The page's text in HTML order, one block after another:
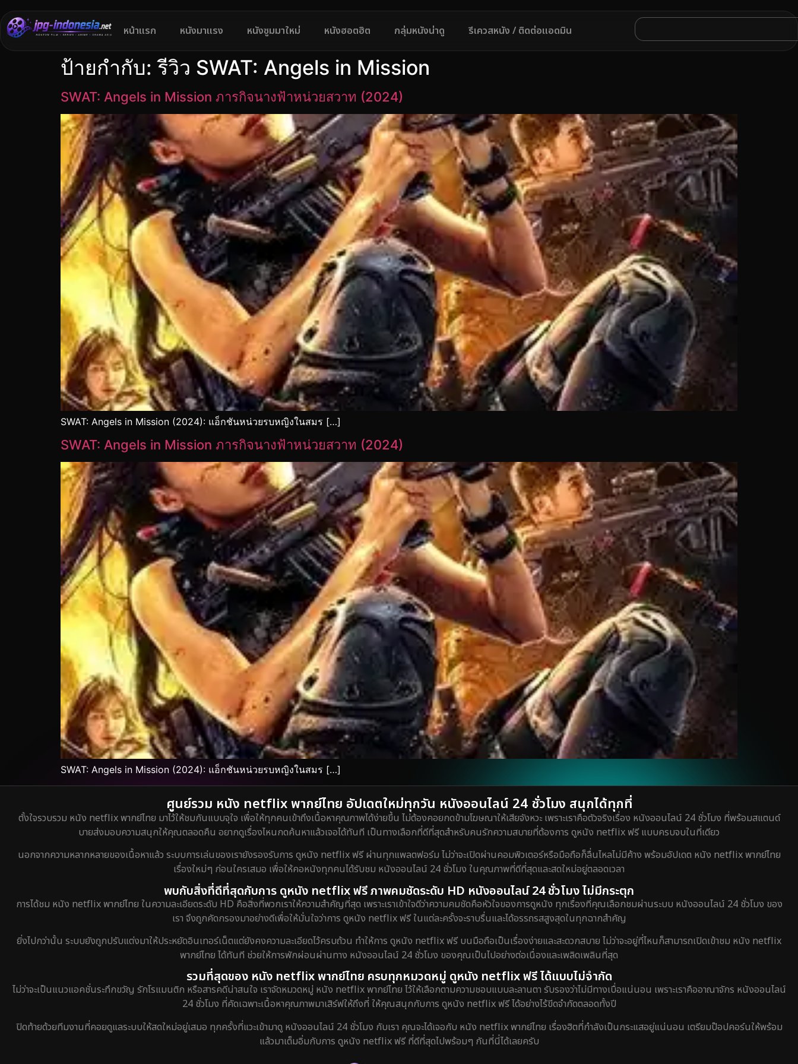
หน้าแรก หนังมาแรง หนังซูมมาใหม่ หนังฮอตฮิต กลุ่มหนังน่าดู รีเควสหนัง / ติดต่อแอดมิน
ป้ายกำกับ:รีวิว SWAT: Angels in Mission
SWAT: Angels in Mission ภารกิจนางฟ้าหน่วยสวาท (2024)
SWAT: Angels in Mission (2024): แอ็กชันหน่วยรบหญิงในสมร […]
SWAT: Angels in Mission ภารกิจนางฟ้าหน่วยสวาท (2024)
SWAT: Angels in Mission (2024): แอ็กชันหน่วยรบหญิงในสมร […]
ศูนย์รวม หนัง netflix พากย์ไทย อัปเดตใหม่ทุกวัน หนังออนไลน์ 24 ชั่วโมง สนุกได้ทุกที่
ตั้งใจรวบรวม หนัง netflix พากย์ไทย มาไว้ให้ชมกันแบบจุใจ เพื่อให้ทุกคนเข้าถึงเนื้อหาคุณภาพได้ง่ายขึ้น ไม่ต้องคอยกดข้ามโฆษณาให้เสียจังหวะ เพราะเราคือตัวจริงเรื่อง หนังออนไลน์ 24 ชั่วโมง ที่พร้อมสแตนด์
บายส่งมอบความสนุกให้คุณตลอดคืน อยากดูเรื่องไหนกดค้นหาแล้วเจอได้ทันที เป็นทางเลือกที่ดีที่สุดสำหรับคนรักความสบายที่ต้องการ ดูหนัง netflix ฟรี แบบครบจบในที่เดียว
นอกจากความหลากหลายของเนื้อหาแล้ว ระบบการเล่นของเรายังรองรับการ ดูหนัง netflix ฟรี ผ่านทุกแพลตฟอร์ม ไม่ว่าจะเปิดผ่านคอมพิวเตอร์หรือมือถือก็ลื่นไหลไม่มีค้าง พร้อมอัปเดต หนัง netflix พากย์ไทย
เรื่องใหม่ๆ ก่อนใครเสมอ เพื่อให้คอหนังทุกคนได้รับชม หนังออนไลน์ 24 ชั่วโมง ในคุณภาพที่ดีที่สุดและสดใหม่อยู่ตลอดเวลา
พบกับสิ่งที่ดีที่สุดกับการ ดูหนัง netflix ฟรี ภาพคมชัดระดับ HD หนังออนไลน์ 24 ชั่วโมง ไม่มีกระตุก
การได้ชม หนัง netflix พากย์ไทย ในความละเอียดระดับ HD คือสิ่งที่พวกเราให้ความสำคัญที่สุด เพราะเราเข้าใจดีว่าความคมชัดคือหัวใจของการดูหนัง ทุกเรื่องที่คุณเลือกชมผ่านระบบ หนังออนไลน์ 24 ชั่วโมง ของ
เรา จึงถูกคัดกรองมาอย่างดีเพื่อให้มั่นใจว่าการ ดูหนัง netflix ฟรี ในแต่ละครั้งจะราบรื่นและได้อรรถรสสูงสุดในทุกฉากสำคัญ
ยิ่งไปกว่านั้น ระบบยังถูกปรับแต่งมาให้ประหยัดอินเทอร์เน็ตแต่ยังคงความละเอียดไว้ครบถ้วน ทำให้การ ดูหนัง netflix ฟรี บนมือถือเป็นเรื่องง่ายและสะดวกสบาย ไม่ว่าจะอยู่ที่ไหนก็สามารถเปิดเข้าชม หนัง netflix
พากย์ไทย ได้ทันที ช่วยให้การพักผ่อนผ่านทาง หนังออนไลน์ 24 ชั่วโมง ของคุณเป็นไปอย่างต่อเนื่องและเพลิดเพลินที่สุด
รวมที่สุดของ หนัง netflix พากย์ไทย ครบทุกหมวดหมู่ ดูหนัง netflix ฟรี ได้แบบไม่จำกัด
ไม่ว่าจะเป็นแนวแอคชั่นระทึกขวัญ รักโรแมนติก หรือสารคดีน่าสนใจ เราจัดหมวดหมู่ หนัง netflix พากย์ไทย ไว้ให้เลือกตามความชอบแบบละลานตา รับรองว่าไม่มีทางเบื่อแน่นอน เพราะเราคืออาณาจักร หนังออนไลน์
24 ชั่วโมง ที่คัดเฉพาะเนื้อหาคุณภาพมาเสิร์ฟให้ถึงที่ ให้คุณสนุกกับการ ดูหนัง netflix ฟรี ได้อย่างไร้ขีดจำกัดตลอดทั้งปี
ปิดท้ายด้วยทีมงานที่คอยดูแลระบบให้สดใหม่อยู่เสมอ ทุกครั้งที่แวะเข้ามาดู หนังออนไลน์ 24 ชั่วโมง กับเรา คุณจะได้เจอกับ หนัง netflix พากย์ไทย เรื่องฮิตที่กำลังเป็นกระแสอยู่แน่นอน เตรียมป๊อปคอร์นให้พร้อม
แล้วมาเต็มอิ่มกับการ ดูหนัง netflix ฟรี ที่ดีที่สุดไปพร้อมๆ กันที่นี่ได้เลยครับ